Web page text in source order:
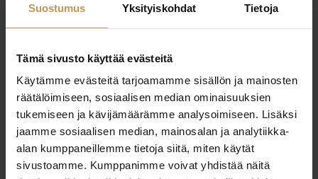
Suostumus Yksityiskohdat Tietoja
Tämä sivusto käyttää evästeitä
Käytämme evästeitä tarjoamamme sisällön ja mainosten
räätälöimiseen, sosiaalisen median ominaisuuksien
tukemiseen ja kävijämäärämme analysoimiseen. Lisäksi
jaamme sosiaalisen median, mainosalan ja analytiikka-
alan kumppaneillemme tietoja siitä, miten käytät
sivustoamme. Kumppanimme voivat yhdistää näitä